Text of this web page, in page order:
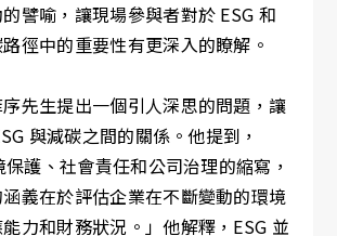
譬喻，讓現場參與者對於 ESG 和
徑中的重要性有更深入的瞭解。
先生提出一個引人深思的問題，讓
與減碳之間的關係。他提到，
保護、社會責任和公司治理的縮寫，
義在於評估企業在不斷變動的環境
力和財務狀況。」他解釋，ESG 並